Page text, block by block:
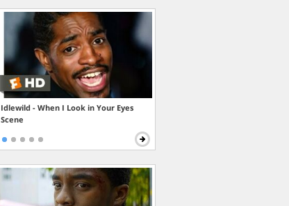
Idlewild - When I Look in Your Eyes
Scene